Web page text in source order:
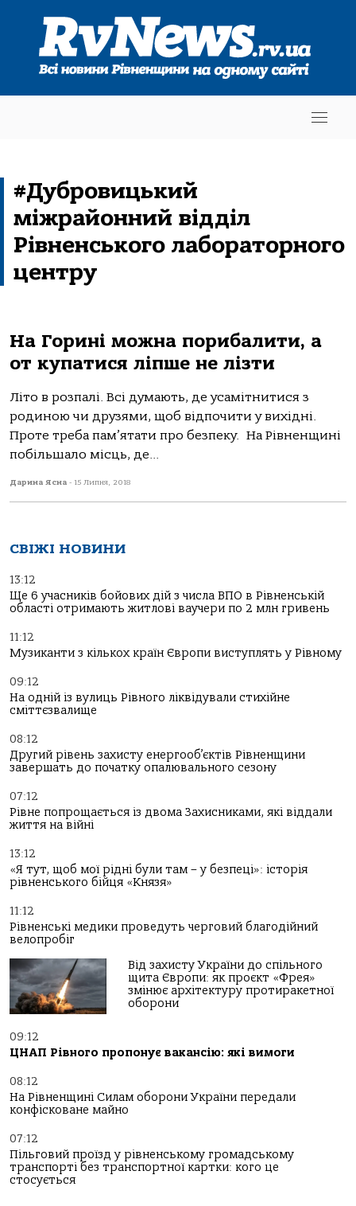
#Дубровицький
міжрайонний відділ
Рівненського лабораторного
центру
На Горині можна порибалити, а
от купатися ліпше не лізти
Літо в розпалі. Всі думають, де усамітнитися з
родиною чи друзями, щоб відпочити у вихідні.
Проте треба пам’ятати про безпеку. На Рівненщині
побільшало місць, де...
Дарина Ясна - 15 Липня, 2018
СВІЖІ НОВИНИ
13:12
Ще 6 учасників бойових дій з числа ВПО в Рівненській
області отримають житлові ваучери по 2 млн гривень
11:12
Музиканти з кількох країн Європи виступлять у Рівному
09:12
На одній із вулиць Рівного ліквідували стихійне
сміттєзвалище
08:12
Другий рівень захисту енергооб’єктів Рівненщини
завершать до початку опалювального сезону
07:12
Рівне попрощається із двома Захисниками, які віддали
життя на війні
13:12
«Я тут, щоб мої рідні були там – у безпеці»: історія
рівненського бійця «Князя»
11:12
Рівненські медики проведуть черговий благодійний
велопробіг
Від захисту України до спільного
щита Європи: як проєкт «Фрея»
змінює архітектуру протиракетної
оборони
09:12
ЦНАП Рівного пропонує вакансію: які вимоги
08:12
На Рівненщині Силам оборони України передали
конфісковане майно
07:12
Пільговий проїзд у рівненському громадському
транспорті без транспортної картки: кого це
стосується